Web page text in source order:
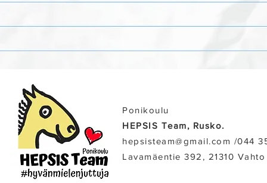
Ponikoulu
HEPSIS Team, Rusko.
hepsisteam@gmail.com /​044
Lavamäentie 392, 21310 Vahto